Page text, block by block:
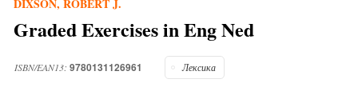
DIXSON, ROBERT J.
Graded Exercises in Eng Ned
ISBN/EAN13: 9780131126961 Лексика